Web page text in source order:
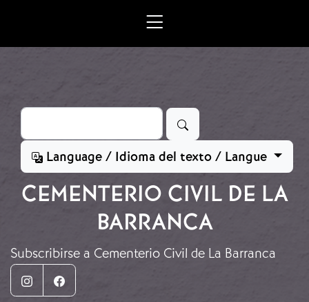
Buscar
Language / Idioma del texto / Langue
CEMENTERIO CIVIL DE LA
BARRANCA
Subscribirse a Cementerio Civil de La Barranca
InstagramFacebook